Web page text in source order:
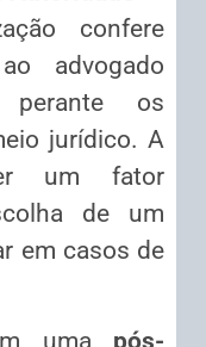
confere
advogado
perante os
jurídico. A
um fator
de um
em casos de
uma pós-